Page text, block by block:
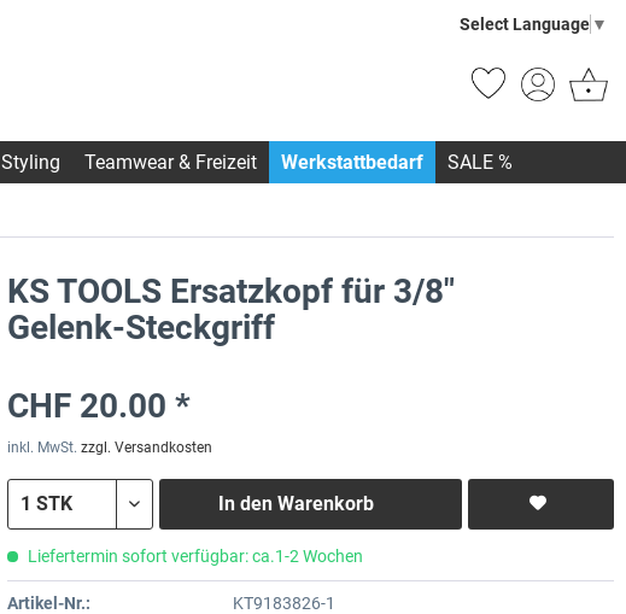
Select Language ▼
Styling Teamwear & Freizeit Werkstattbedarf SALE %
KS TOOLS Ersatzkopf für 3/8"
Gelenk-Steckgriff
CHF 20.00 *
inkl. MwSt. zzgl. Versandkosten
In den Warenkorb
Liefertermin sofort verfügbar: ca.1-2 Wochen
Artikel-Nr.: KT9183826-1